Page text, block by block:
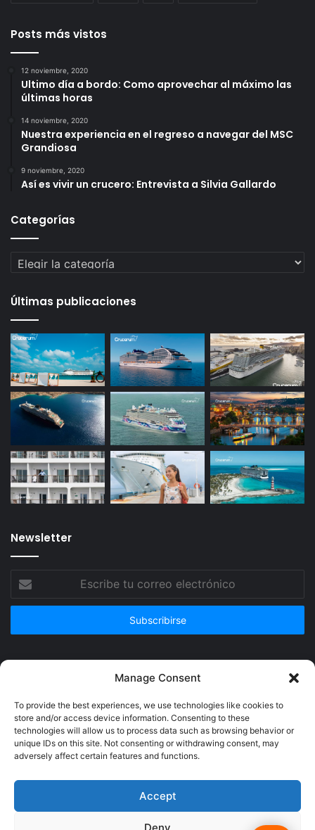
Manage Consent
To provide the best experiences, we use technologies like cookies to
store and/or access device information. Consenting to these
technologies will allow us to process data such as browsing behavior or
unique IDs on this site. Not consenting or withdrawing consent, may
adversely affect certain features and functions.
Accept
Deny
Posts más vistos
12 noviembre, 2020
Ultimo día a bordo: Como aprovechar al máximo las
últimas horas
14 noviembre, 2020
Nuestra experiencia en el regreso a navegar del MSC
Grandiosa
9 noviembre, 2020
Así es vivir un crucero: Entrevista a Silvia Gallardo
Categorías
Categorías
Últimas publicaciones
Newsletter
correo
© Copyright 2026, Todos los derechos reservados @Crucerum |